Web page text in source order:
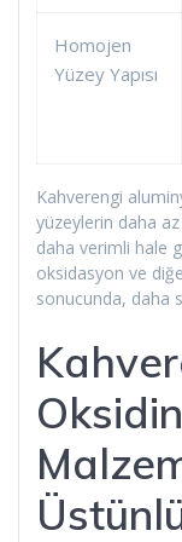
Homojen
Yüzey Yapısı
Kahverengi
yüzeylerin daha
daha verimli hale
oksidasyon ve
sonucunda, daha